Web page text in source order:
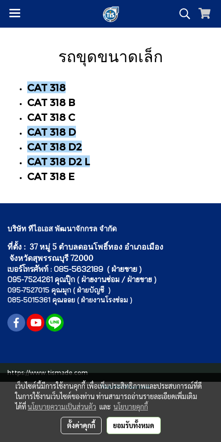
รถขุดขนาดเล็ก
CAT 318
CAT 318 B
CAT 318 C
CAT 318 D
CAT 318 D2
CAT 318 D2 L
CAT 318 E
บริษัท ทีไอเอส พัฒนาจักกรล จำกัด
ที่ตั้ง : 37 หมู่ 5 ตำบลดอนโพธิ์ทอง อำเภอเมือง
จังหวัดสุพรรณบุรี 72000
เบอร์โทรศัพท์ : 085-5632189 ( ฝ่ายขาย )
095-7524261 คุณปุ๊ก ( ฝ่ายงานซ่อม / ฝ่ายขาย )
095-7527015 คุณมุก ( ฝ่ายบัญชี )
085-5015361 คุณออย ( ฝ่ายงานโรงซ่อม )
https://www.tismade.com
Powered byMakeWebEasy.com
เว็บไซต์นี้มีการใช้งานคุกกี้ เพื่อเพิ่มประสิทธิภาพและประสบการณ์ที่ดี
ในการใช้งานเว็บไซต์ของท่าน ท่านสามารถอ่านรายละเอียดเพิ่มเติม
ได้ที่นโยบายความเป็นส่วนตัว และ นโยบายคุกกี้
ตั้งค่าคุกกี้ ยอมรับทั้งหมด